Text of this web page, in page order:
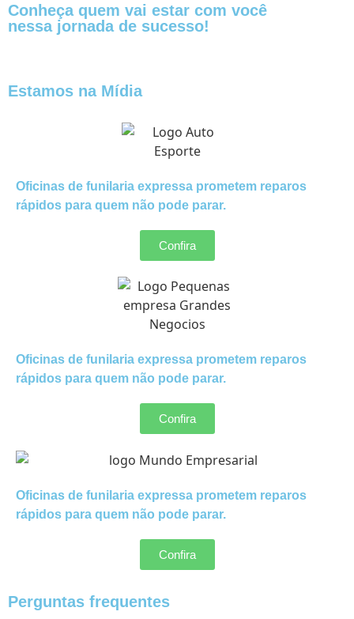
Conheça quem vai estar com você
nessa jornada de sucesso!
Estamos na Mídia
Oficinas de funilaria expressa prometem reparos
rápidos para quem não pode parar.
Confira
Oficinas de funilaria expressa prometem reparos
rápidos para quem não pode parar.
Confira
Oficinas de funilaria expressa prometem reparos
rápidos para quem não pode parar.
Confira
Perguntas frequentes